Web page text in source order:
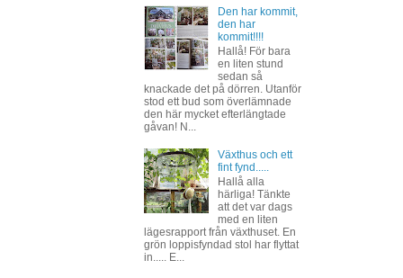
Den har kommit,
den har
kommit!!!!
Hallå! För bara
en liten stund
sedan så
knackade det på dörren. Utanför
stod ett bud som överlämnade
den här mycket efterlängtade
gåvan! N...
Växthus och ett
fint fynd.....
Hallå alla
härliga! Tänkte
att det var dags
med en liten
lägesrapport från växthuset. En
grön loppisfyndad stol har flyttat
in..... E...